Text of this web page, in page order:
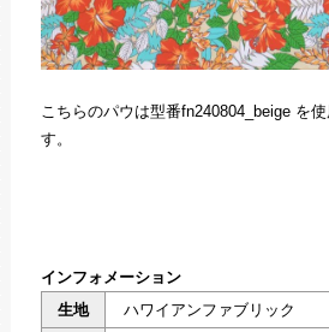
こちらのパウは型番fn240804_beige を
す。
インフォメーション
生地
ハワイアンファブリック